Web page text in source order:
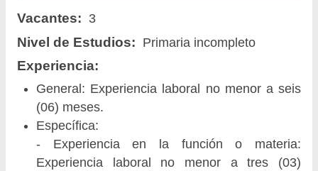
Vacantes: 3
Nivel de Estudios: Primaria incompleto
Experiencia:
General: Experiencia laboral no menor a seis
(06) meses.
Específica:
- Experiencia en la función o materia:
Experiencia laboral no menor a tres (03)